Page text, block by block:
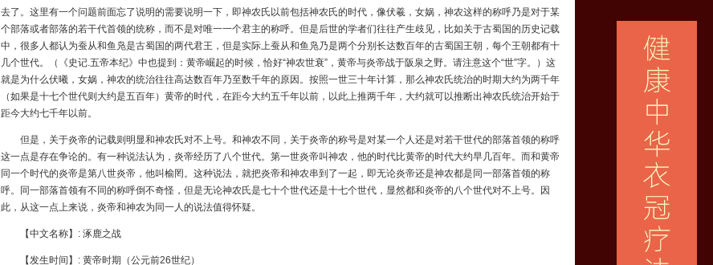
去了。这里有一个问题前面忘了说明的需要说明一下，即神农氏以前包括神农氏的时代，像伏羲，女娲，神农这样的称呼乃是对于某
个部落或者部落的若干代首领的统称，而不是对唯一一个君主的称呼。但是后世的学者们往往产生歧见，比如关于古蜀国的历史记载
中，很多人都认为蚕从和鱼凫是古蜀国的两代君王，但是实际上蚕从和鱼凫乃是两个分别长达数百年的古蜀国王朝，每个王朝都有十
几个世代。（《史记.五帝本纪》中也提到：黄帝崛起的时候，恰好“神农世衰”，黄帝与炎帝战于阪泉之野。请注意这个“世”字。）这
就是为什么伏曦，女娲，神农的统治往往高达数百年乃至数千年的原因。按照一世三十年计算，那么神农氏统治的时期大约为两千年
（如果是十七个世代则大约是五百年）黄帝的时代，在距今大约五千年以前，以此上推两千年，大约就可以推断出神农氏统治开始于
距今大约七千年以前。
但是，关于炎帝的记载则明显和神农氏对不上号。和神农不同，关于炎帝的称号是对某一个人还是对若干世代的部落首领的称呼
这一点是存在争论的。有一种说法认为，炎帝经历了八个世代。第一世炎帝叫神农，他的时代比黄帝的时代大约早几百年。而和黄帝
同一个时代的炎帝是第八世炎帝，他叫榆罔 。这种说法，就把炎帝和神农串到了一起，即无论炎帝还是神农都是同一部落首领的称
呼。同一部落首领有不同的称呼倒不奇怪，但是无论神农氏是七十个世代还是十七个世代，显然都和炎帝的八个世代对不上号。因
此，从这一点上来说，炎帝和神农为同一人的说法值得怀疑。
【中文名称】: 涿鹿之战
【发生时间】: 黄帝时期（公元前26世纪）